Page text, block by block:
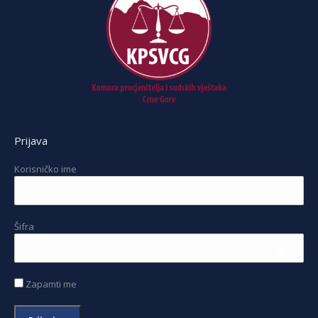
Prijava
Korisničko ime
Šifra
Zapamti me